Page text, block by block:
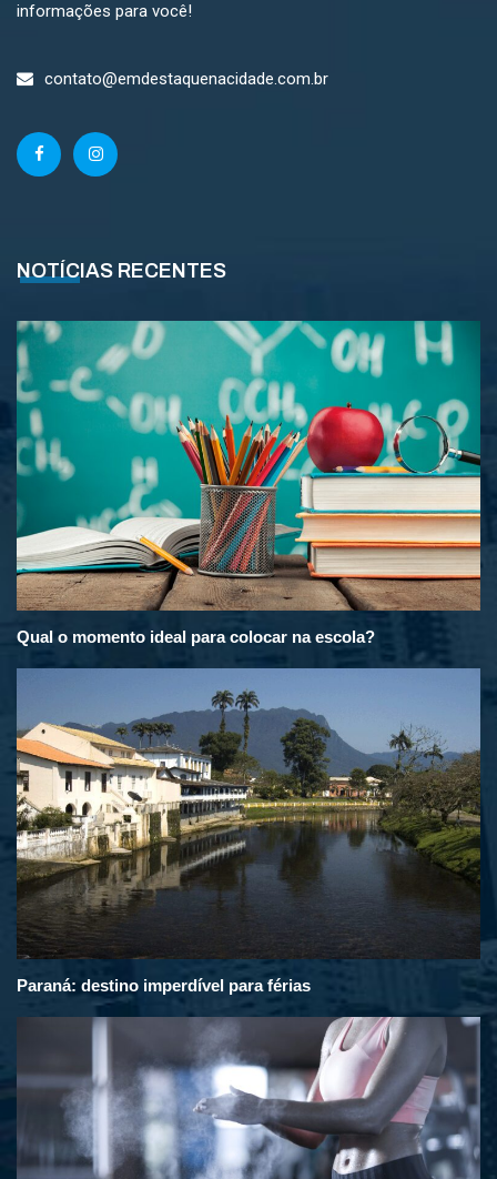
informações para você!
contato@emdestaquenacidade.com.br
NOTÍCIAS RECENTES
Qual o momento ideal para colocar na escola?
Paraná: destino imperdível para férias